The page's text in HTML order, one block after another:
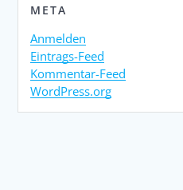
META
Anmelden
Eintrags-Feed
Kommentar-Feed
WordPress.org